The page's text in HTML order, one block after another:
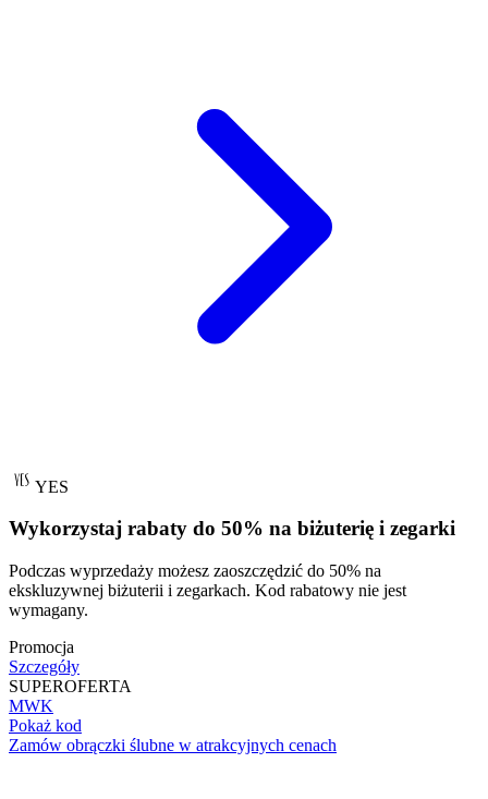
YES
Wykorzystaj rabaty do 50% na biżuterię i zegarki
Podczas wyprzedaży możesz zaoszczędzić do 50% na
ekskluzywnej biżuterii i zegarkach. Kod rabatowy nie jest
wymagany.
Promocja
Szczegóły
SUPEROFERTA
MWK
Pokaż kod
Zamów obrączki ślubne w atrakcyjnych cenach